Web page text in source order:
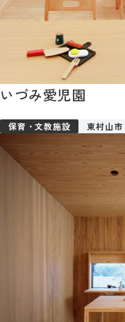
いづみ愛児園
保育・文教施設 東村山市